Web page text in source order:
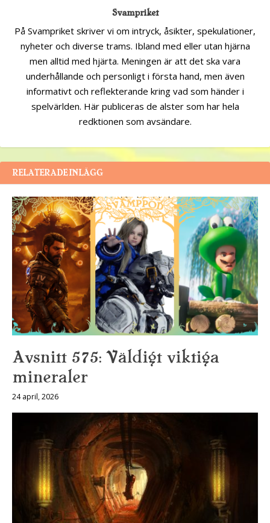
Svampriket
På Svampriket skriver vi om intryck, åsikter, spekulationer,
nyheter och diverse trams. Ibland med eller utan hjärna
men alltid med hjärta. Meningen är att det ska vara
underhållande och personligt i första hand, men även
informativt och reflekterande kring vad som händer i
spelvärlden. Här publiceras de alster som har hela
redktionen som avsändare.
RELATERADE INLÄGG
Avsnitt 575: Väldigt viktiga
mineraler
24 april, 2026